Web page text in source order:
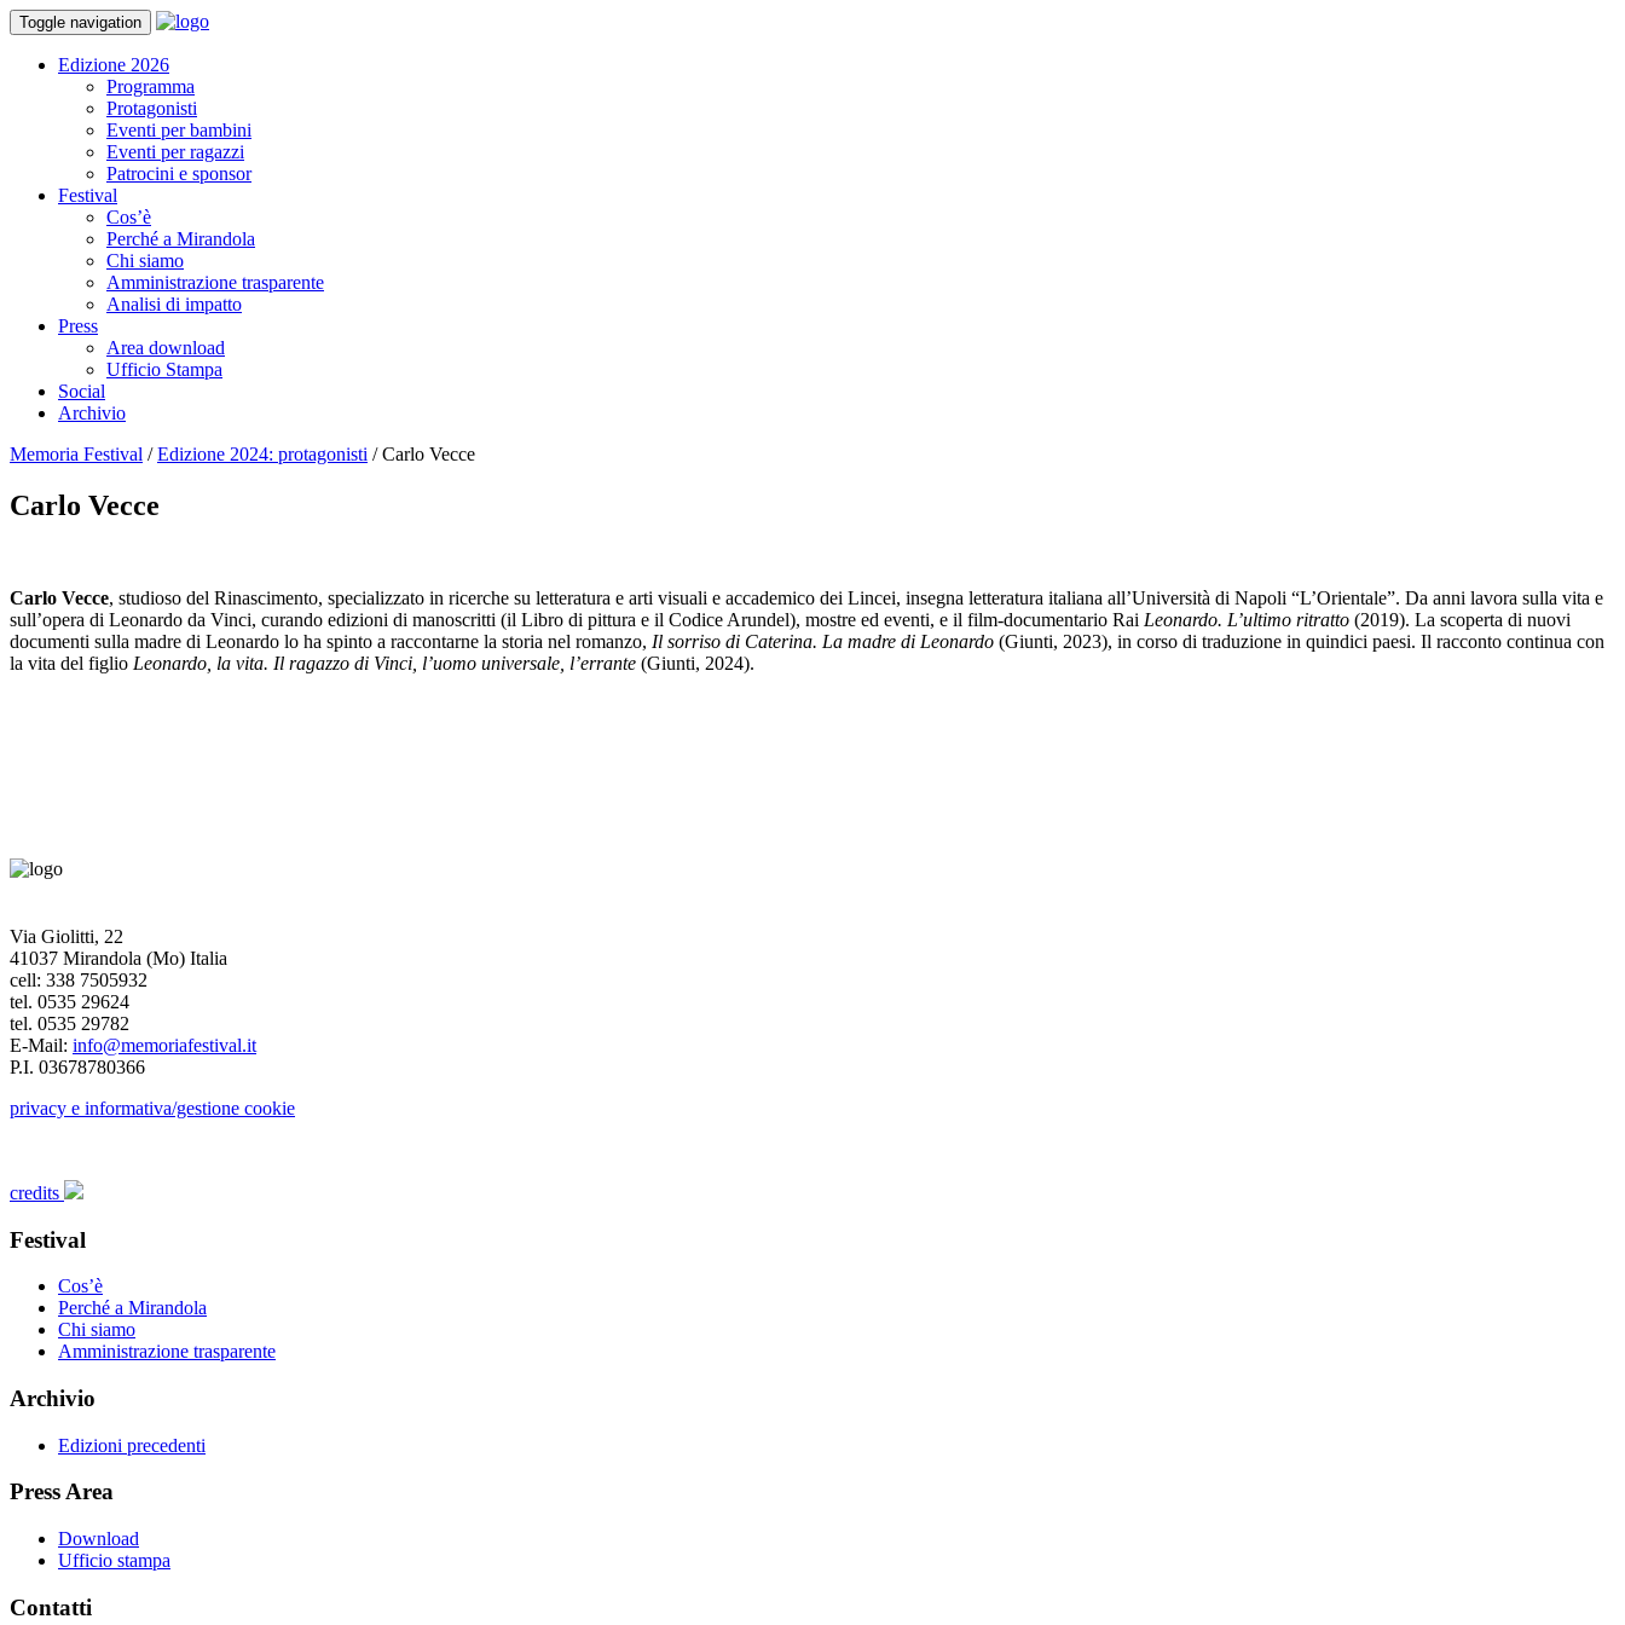
Toggle navigation
Edizione 2026
Programma
Protagonisti
Eventi per bambini
Eventi per ragazzi
Patrocini e sponsor
Festival
Cos’è
Perché a Mirandola
Chi siamo
Amministrazione trasparente
Analisi di impatto
Press
Area download
Ufficio Stampa
Social
Archivio
Memoria Festival /Edizione 2024: protagonisti /Carlo Vecce
Carlo Vecce
Carlo Vecce, studioso del Rinascimento, specializzato in ricerche su letteratura e arti visuali e accademico dei Lincei, insegna letteratura italiana all’Università di Napoli “L’Orientale”. Da anni lavora sulla vita e
sull’opera di Leonardo da Vinci, curando edizioni di manoscritti (il Libro di pittura e il Codice Arundel), mostre ed eventi, e il film-documentario Rai Leonardo. L’ultimo ritratto (2019). La scoperta di nuovi
documenti sulla madre di Leonardo lo ha spinto a raccontarne la storia nel romanzo, Il sorriso di Caterina. La madre di Leonardo (Giunti, 2023), in corso di traduzione in quindici paesi. Il racconto continua con
la vita del figlio Leonardo, la vita. Il ragazzo di Vinci, l’uomo universale, l’errante (Giunti, 2024).
Via Giolitti, 22
41037 Mirandola (Mo) Italia
cell: 338 7505932
tel. 0535 29624
tel. 0535 29782
E-Mail: info@memoriafestival.it
P.I. 03678780366
privacy e informativa/gestione cookie
credits
Festival
Cos’è
Perché a Mirandola
Chi siamo
Amministrazione trasparente
Archivio
Edizioni precedenti
Press Area
Download
Ufficio stampa
Contatti